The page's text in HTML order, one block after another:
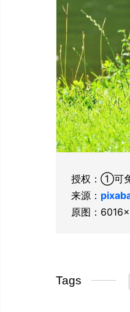
授权：①可
来源：
原图：
Tags